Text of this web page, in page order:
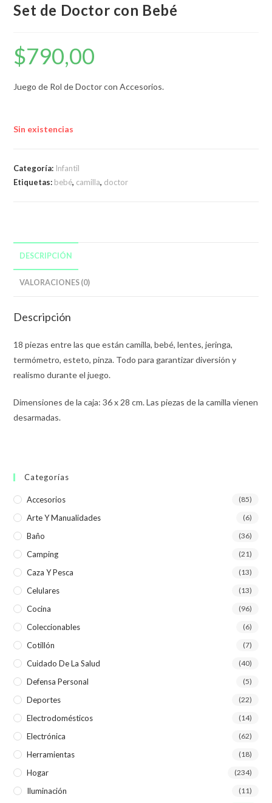
Set de Doctor con Bebé
$790,00
Juego de Rol de Doctor con Accesorios.
Sin existencias
Categoría: Infantil
Etiquetas: bebé, camilla, doctor
DESCRIPCIÓN
VALORACIONES (0)
Descripción
18 piezas entre las que están camilla, bebé, lentes, jeringa,
termómetro, esteto, pinza. Todo para garantizar diversión y
realismo durante el juego.
Dimensiones de la caja: 36 x 28 cm. Las piezas de la camilla vienen
desarmadas.
Categorías
Accesorios (85)
Arte Y Manualidades (6)
Baño (36)
Camping (21)
Caza Y Pesca (13)
Celulares (13)
Cocina (96)
Coleccionables (6)
Cotillón (7)
Cuidado De La Salud (40)
Defensa Personal (5)
Deportes (22)
Electrodomésticos (14)
Electrónica (62)
Herramientas (18)
Hogar (234)
Iluminación (11)